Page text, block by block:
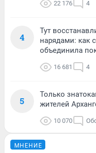
22 176 4
4
Тут
нарядами: как
объединила
16 681 4
5
Только
жителей
10 070
МНЕНИЕ